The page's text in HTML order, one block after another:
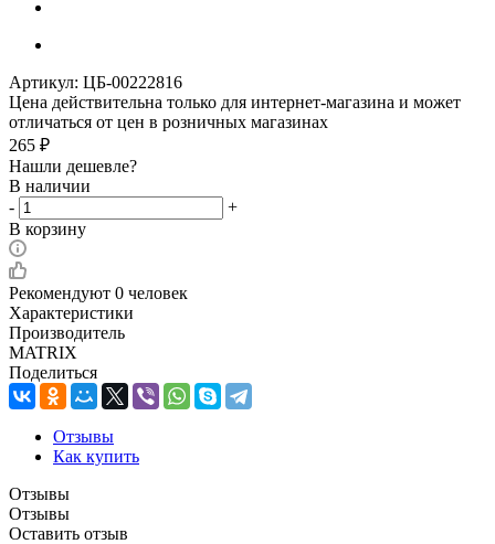
Артикул: ЦБ-00222816
Цена действительна только для интернет-магазина и может
отличаться от цен в розничных магазинах
265 ₽
Нашли дешевле?
В наличии
-
+
В корзину
Рекомендуют 0 человек
Характеристики
Производитель
MATRIX
Поделиться
Отзывы
Как купить
Отзывы
Отзывы
Оставить отзыв